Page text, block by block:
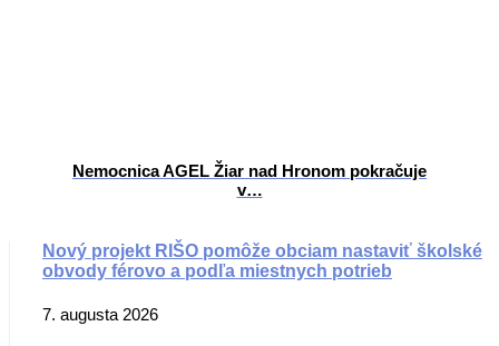
Nemocnica AGEL Žiar nad Hronom pokračuje
v…
Nový projekt RIŠO pomôže obciam nastaviť školské
obvody férovo a podľa miestnych potrieb
7. augusta 2026